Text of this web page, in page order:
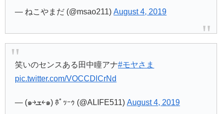
— ねこやまだ (@msao211)August 4, 2019
笑いのセンスある田中瞳アナ#モヤさま
pic.twitter.com/VOCCDlCrNd
— (๑￫ܫ￩๑) ﾎﾟｯｰｩ (@ALIFE511)August 4, 2019